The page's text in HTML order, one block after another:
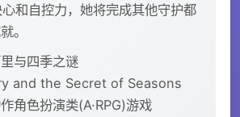
和自控力，她将完成其他守护都
。
与四季之谜
and the Secret of Seasons
角色扮演类(A·RPG)游戏